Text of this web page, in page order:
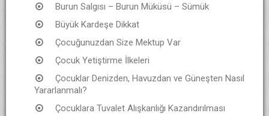
Burun Salgısı – Burun Müküsü – Sümük
Büyük Kardeşe Dikkat
Çocuğunuzdan Size Mektup Var
Çocuk Yetiştirme İlkeleri
Çocuklar Denizden, Havuzdan ve Güneşten Nasıl
Yararlanmalı?
Çocuklara Tuvalet Alışkanlığı Kazandırılması